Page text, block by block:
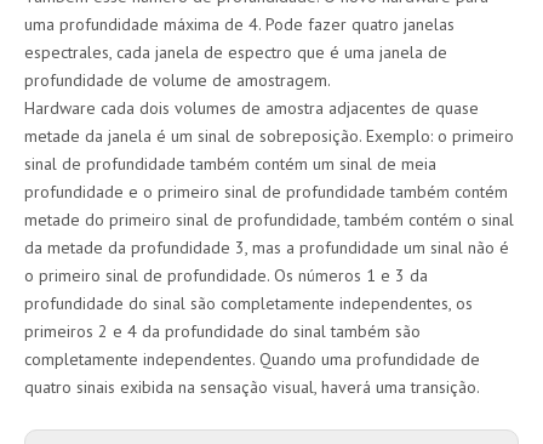
uma profundidade máxima de 4. Pode fazer quatro janelas
espectrales, cada janela de espectro que é uma janela de
profundidade de volume de amostragem.
Hardware cada dois volumes de amostra adjacentes de quase
metade da janela é um sinal de sobreposição. Exemplo: o primeiro
sinal de profundidade também contém um sinal de meia
profundidade e o primeiro sinal de profundidade também contém
metade do primeiro sinal de profundidade, também contém o sinal
da metade da profundidade 3, mas a profundidade um sinal não é
o primeiro sinal de profundidade. Os números 1 e 3 da
profundidade do sinal são completamente independentes, os
primeiros 2 e 4 da profundidade do sinal também são
completamente independentes. Quando uma profundidade de
quatro sinais exibida na sensação visual, haverá uma transição.